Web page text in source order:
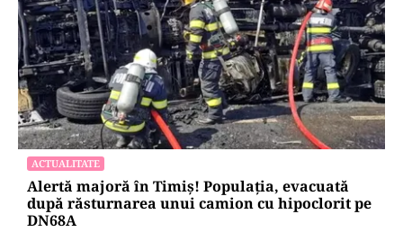
ACTUALITATE
Alertă majoră în Timiș! Populația, evacuată
după răsturnarea unui camion cu hipoclorit pe
DN68A